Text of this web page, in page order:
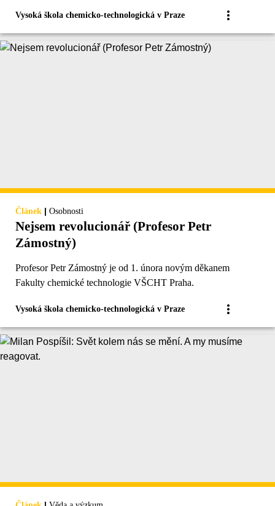
Vysoká škola chemicko-technologická v Praze
Článek | Osobnosti
Nejsem revolucionář (Profesor Petr
Zámostný)
Profesor Petr Zámostný je od 1. února novým děkanem
Fakulty chemické technologie VŠCHT Praha.
Vysoká škola chemicko-technologická v Praze